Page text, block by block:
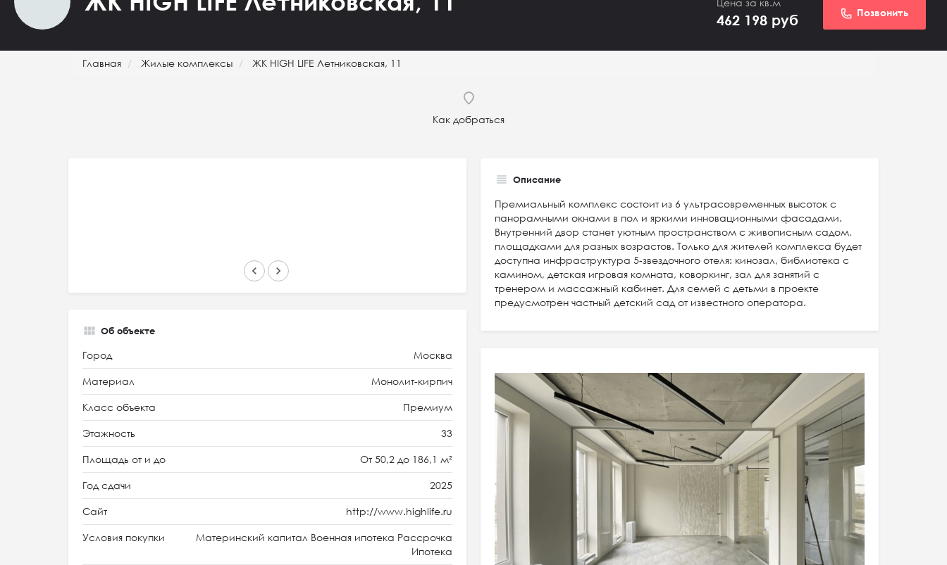
Цена за кв.м
462 198 руб Позвонить
Главная Жилые комплексы ЖК HIGH LIFE Летниковская, 11
Как добраться
keyboard_arrow_left keyboard_arrow_right
Описание
Премиальный комплекс состоит из 6 ультрасовременных высоток с
панорамными окнами в пол и яркими инновационными фасадами.
Внутренний двор станет уютным пространством с живописным садом,
площадками для разных возрастов. Только для жителей комплекса будет
доступна инфраструктура 5-звездочного отеля: кинозал, библиотека с
камином, детская игровая комната, коворкинг, зал для занятий с
тренером и массажный кабинет. Для семей с детьми в проекте
предусмотрен частный детский сад от известного оператора.
Об объекте
Город Москва
Материал Монолит-кирпич
Класс объекта Премиум
Этажность 33
Площадь от и до От 50,2 до 186,1 м²
Год сдачи 2025
Сайт http://www.highlife.ru
Условия покупки
Материнский капитал Военная ипотека Рассрочка
Ипотека